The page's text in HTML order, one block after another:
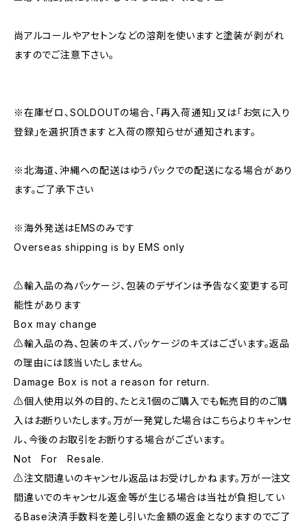
尚アルコールやアセトンなどの溶剤を使いますと塗装が剥がれ
ますのでご注意下さい。
※在庫ゼロ、SOLDOUTの場合、「再入荷通知」又は「お気に入り
登録」を選択頂きますと入荷の際知らせが通知されます。
※北海道、沖縄への配送はゆうパックでの配送になる場合があり
ます。ご了承下さい
※海外発送はEMSのみです
Overseas shipping is by EMS only
⚠️輸入品の為パッケージ、包装のデザインは予告なく変更する可
能性があります
Box may change
⚠️輸入品の為、包装のキズ、パッケージのキズはございます。返品
の理由には該当いたしません。
Damage Box is not a reason for return.
⚠️個人使用以外の目的、たとえ1個のご購入でも転売目的のご購
入はお断りいたします。万が一発覚した場合はこちらよりキャンセ
ル、今後のお取引をお断りする場合がございます。
Not For Resale.
⚠️注文間違いのキャンセル返品はお受けしかねます。万が一注文
間違いでのキャンセル返金等が生じる場合は当社が負担してい
るBase決済手数料を差し引いた金額の返金となりますのでご了